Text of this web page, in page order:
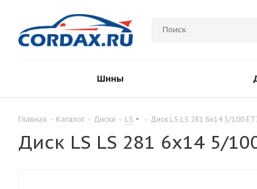
Шины
Главная - Каталог - Диски - LS - Диск LS LS 281 6x14 5/100
Диск LS LS 281 6x14 5/